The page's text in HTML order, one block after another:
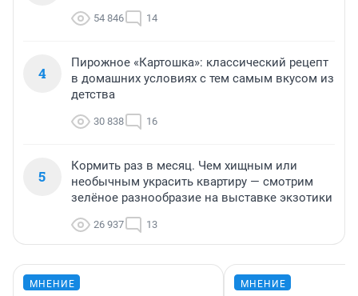
54 846 14
4
Пирожное «Картошка»: классический рецепт
в домашних условиях с тем самым вкусом из
детства
30 838 16
5
Кормить раз в месяц. Чем хищным или
необычным украсить квартиру — смотрим
зелёное разнообразие на выставке экзотики
26 937 13
МНЕНИЕ МНЕНИЕ